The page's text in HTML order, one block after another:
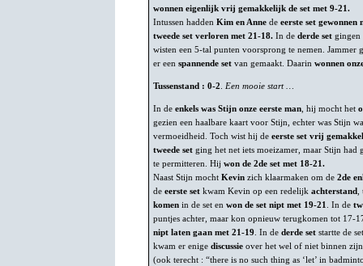
wonnen eigenlijk vrij gemakkelijk de set met 9-21.
Intussen hadden Kim en Anne de eerste set gewonnen
tweede set verloren met 21-18. In de derde set gingen
wisten een 5-tal punten voorsprong te nemen. Jammer
er een spannende set van gemaakt. Daarin wonnen
Tussenstand : 0-2 Een mooie start …
In de enkels was Stijn onze eerste man , hij mocht het
gezien een haalbare kaart voor Stijn, echter was Stijn
vermoeidheid. Toch wist hij de eerste set vrij
tweede set ging het net iets moeizamer, maar Stijn had
te permitteren. Hij won de 2de set met 18-21.
Naast Stijn mocht Kevin zich klaarmaken om de 2de
de eerste set kwam Kevin op een redelijk achterstand
komen in de set en won de set nipt met 19-21 . In de
puntjes achter, maar kon opnieuw terugkomen tot 17-
nipt laten gaan met 21-19 . In de derde set startte de
kwam er enige discussie over het wel of niet binnen
(ook terecht : “there is no such thing as ‘let’ in